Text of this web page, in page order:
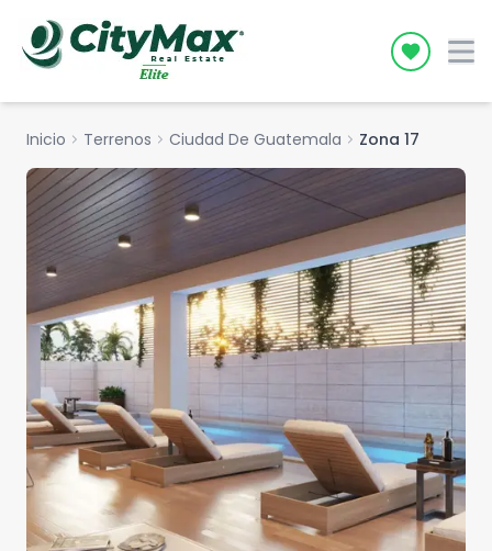
Icon
Inicio chevron_right Terrenos chevron_right Ciudad De Guatemala chevron_right Zona 17